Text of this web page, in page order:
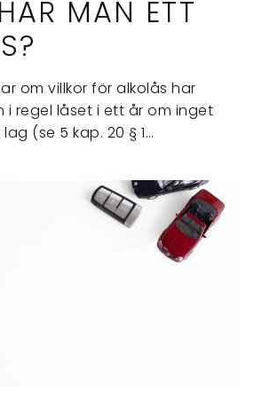
MAN ETT
om villkor för alkolås har
regel låset i ett år om inget
(se 5 kap. 20 § 1…